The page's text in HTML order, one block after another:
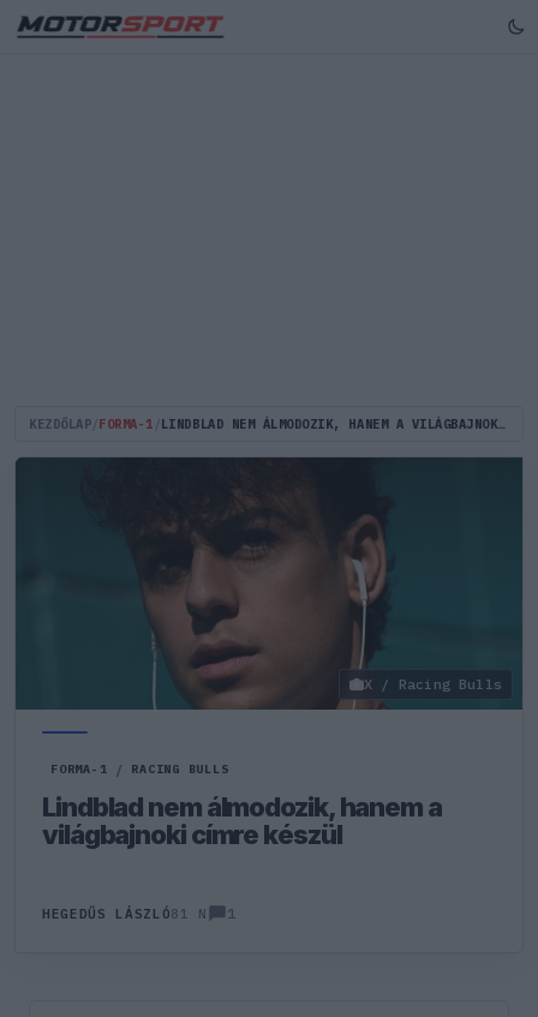
KEZDŐLAP FORMA-1 LINDBLAD NEM ÁLMODOZIK, HANEM A VILÁGBAJNOKI CÍMRE KÉSZÜL
X / Racing Bulls
FORMA-1 / RACING BULLS
Lindblad nem álmodozik, hanem a
világbajnoki címre készül
HEGEDŰS LÁSZLÓ81 N 1